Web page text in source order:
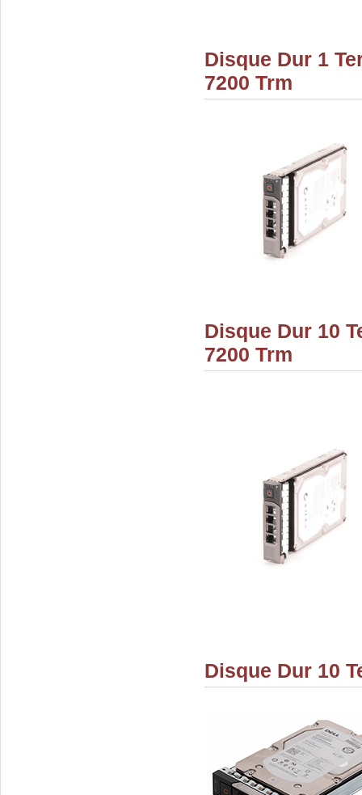
Disque Dur 1
7200 Trm
Disque Dur 10
7200 Trm
Disque Dur 10